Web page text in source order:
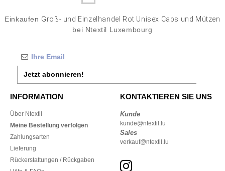
Einkaufen Groß- und Einzelhandel Rot Unisex Caps und Mützen
bei Ntextil Luxembourg
Jetzt abonnieren!
INFORMATION
Über Ntextil
Meine Bestellung verfolgen
Zahlungsarten
Lieferung
Rückerstattungen / Rückgaben
KONTAKTIEREN SIE UNS
Kunde
kunde@ntextil.lu
Sales
verkauf@ntextil.lu